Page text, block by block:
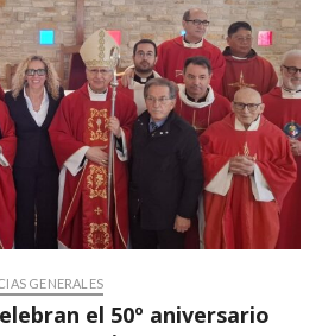
GENERALES
el 50º aniversario